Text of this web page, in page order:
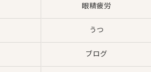
眼精疲労
うつ
ブログ